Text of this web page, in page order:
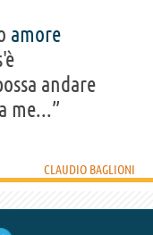
amore
andare
me...”
CLAUDIO BAGLIONI